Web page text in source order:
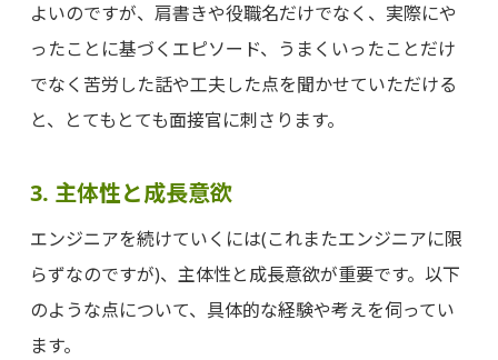
よいのですが、肩書きや役職名だけでなく、実際にや
ったことに基づくエピソード、うまくいったことだけ
でなく苦労した話や工夫した点を聞かせていただける
と、とてもとても面接官に刺さります。
3. 主体性と成長意欲
エンジニアを続けていくには(これまたエンジニアに限
らずなのですが)、主体性と成長意欲が重要です。以下
のような点について、具体的な経験や考えを伺ってい
ます。